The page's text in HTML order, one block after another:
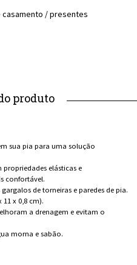
sua pia para uma solução
elásticas e
confortável.
de torneiras e paredes de pia.
11 x 0,8 cm).
a drenagem e evitam o
morna e sabão.